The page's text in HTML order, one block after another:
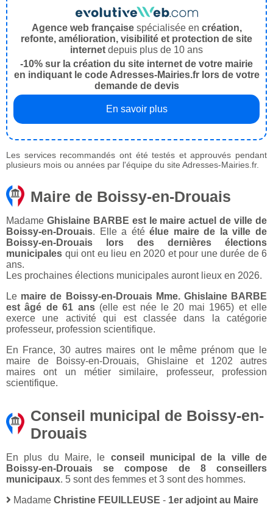
Agence web françaisespécialisée en création,
refonte, amélioration, visibilité et protection de site
internet depuis plus de 10 ans
-10% sur la création du site internet de votre mairie
en indiquant le code Adresses-Mairies.fr lors de votre
demande de devis
En savoir plus
Les services recommandés ont été testés et approuvés pendant
plusieurs mois ou années par l'équipe du site Adresses-Mairies.fr.
Maire de Boissy-en-Drouais
Madame Ghislaine BARBE est le maire actuel de ville de
Boissy-en-Drouais. Elle a étéélue maire de la ville de
Boissy-en-Drouais lors des dernières élections
municipales qui ont eu lieu en 2020 et pour une durée de 6
ans.
Les prochaines élections municipales auront lieux en 2026.
Le maire de Boissy-en-Drouais Mme. Ghislaine BARBE
est âgé de 61 ans(elle est née le 20 mai 1965) et elle
exerce une activité qui est classée dans la catégorie
professeur, profession scientifique.
En France, 30 autres maires ont le même prénom que le
maire de Boissy-en-Drouais, Ghislaine et 1202 autres
maires ont un métier similaire, professeur, profession
scientifique.
Conseil municipal de Boissy-en-
Drouais
En plus du Maire, le conseil municipal de la ville de
Boissy-en-Drouais se compose de 8 conseillers
municipaux. 5 sont des femmes et 3 sont des hommes.
Madame Christine FEUILLEUSE - 1er adjoint au Maire